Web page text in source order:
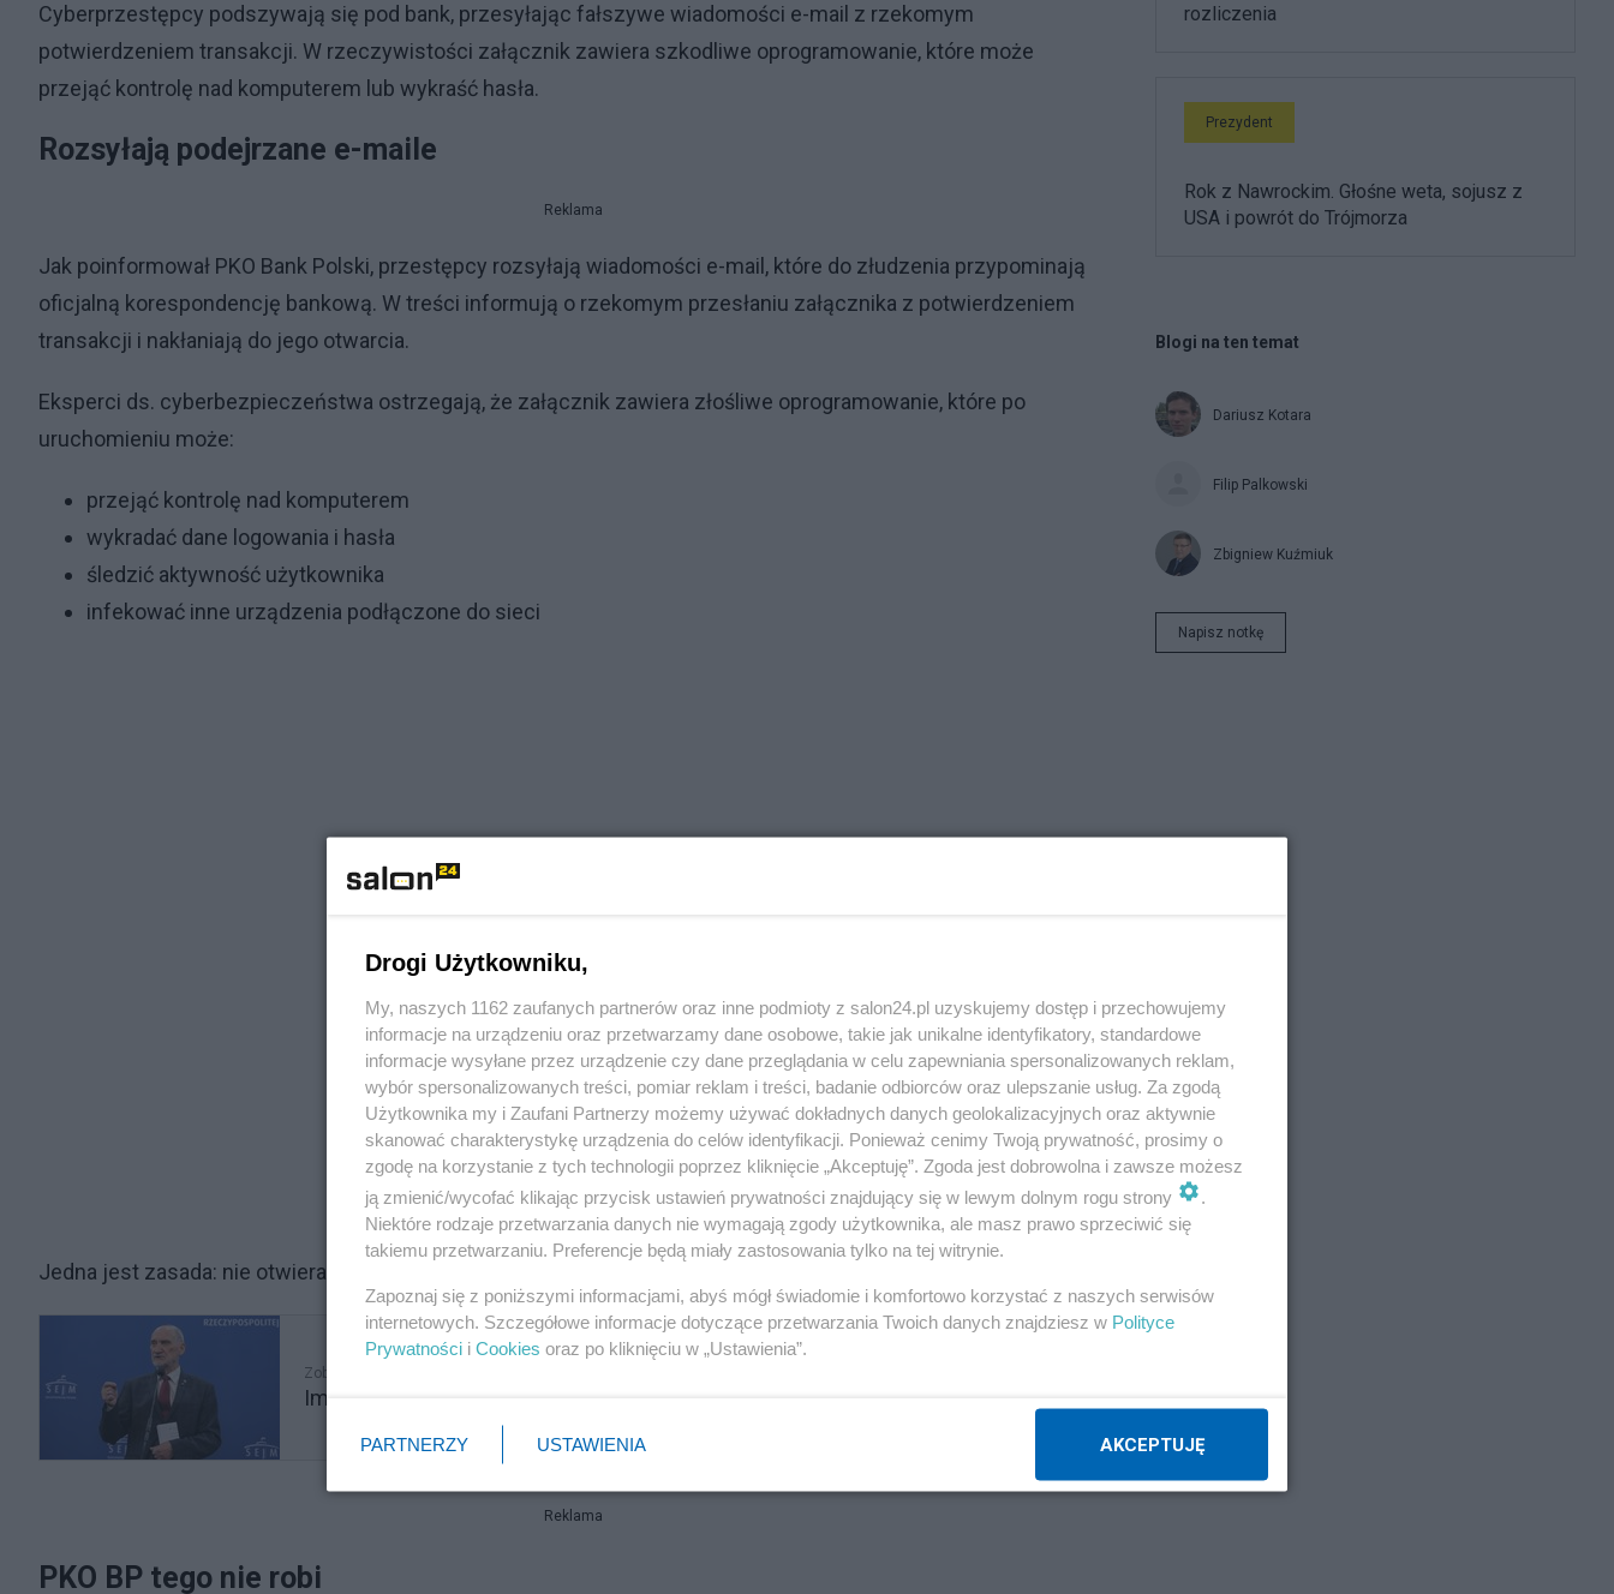
Cyberprzestępcy podszywają się pod bank, przesyłając fałszywe wiadomości e-mail z rzekomym
potwierdzeniem transakcji. W rzeczywistości załącznik zawiera szkodliwe oprogramowanie, które może
przejąć kontrolę nad komputerem lub wykraść hasła.
Rozsyłają podejrzane e-maile
Reklama
Jak poinformował PKO Bank Polski, przestępcy rozsyłają wiadomości e-mail, które do złudzenia przypominają
oficjalną korespondencję bankową. W treści informują o rzekomym przesłaniu załącznika z potwierdzeniem
transakcji i nakłaniają do jego otwarcia.
Eksperci ds. cyberbezpieczeństwa ostrzegają, że załącznik zawiera złośliwe oprogramowanie, które po
uruchomieniu może:
przejąć kontrolę nad komputerem
wykradać dane logowania i hasła
śledzić aktywność użytkownika
infekować inne urządzenia podłączone do sieci
Jedna jest zasada: nie otwierać takich e-maili!
Zobacz także
Immunitet Antoniego Macierewicza. Sejm podjął decyzję
Reklama
PKO BP tego nie robi
rozliczenia
Prezydent
Rok z Nawrockim. Głośne weta, sojusz z
USA i powrót do Trójmorza
Blogi na ten temat
Dariusz Kotara
Filip Palkowski
Zbigniew Kuźmiuk
Napisz notkę
Drogi Użytkowniku,
My, naszych 1162 zaufanych partnerów oraz inne podmioty z salon24.pl uzyskujemy dostęp i przechowujemy
informacje na urządzeniu oraz przetwarzamy dane osobowe, takie jak unikalne identyfikatory, standardowe
informacje wysyłane przez urządzenie czy dane przeglądania w celu zapewniania spersonalizowanych reklam,
wybór spersonalizowanych treści, pomiar reklam i treści, badanie odbiorców oraz ulepszanie usług. Za zgodą
Użytkownika my i Zaufani Partnerzy możemy używać dokładnych danych geolokalizacyjnych oraz aktywnie
skanować charakterystykę urządzenia do celów identyfikacji. Ponieważ cenimy Twoją prywatność, prosimy o
zgodę na korzystanie z tych technologii poprzez kliknięcie „Akceptuję”. Zgoda jest dobrowolna i zawsze możesz
ją zmienić/wycofać klikając przycisk ustawień prywatności znajdujący się w lewym dolnym rogu strony
.
Niektóre rodzaje przetwarzania danych nie wymagają zgody użytkownika, ale masz prawo sprzeciwić się
takiemu przetwarzaniu. Preferencje będą miały zastosowania tylko na tej witrynie.
Zapoznaj się z poniższymi informacjami, abyś mógł świadomie i komfortowo korzystać z naszych serwisów
internetowych. Szczegółowe informacje dotyczące przetwarzania Twoich danych znajdziesz w Polityce
Prywatności i Cookies oraz po kliknięciu w „Ustawienia”.
PARTNERZY USTAWIENIA AKCEPTUJĘ